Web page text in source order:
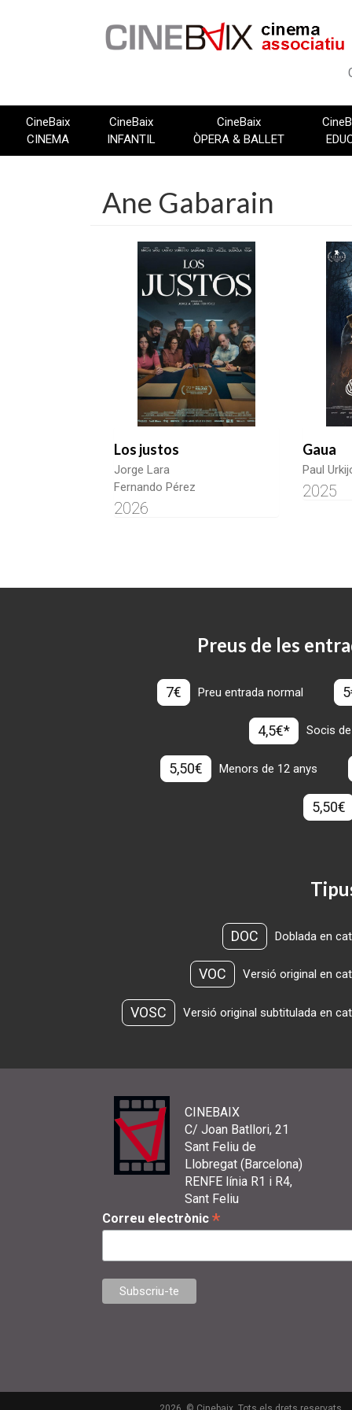
CineBaix
CINEMA
CineBaix
INFANTIL
CineBaix
ÒPERA & BALLET
Ane Gabarain
Los justos
Jorge Lara
Fernando Pérez
2026
Gaua
Paul
2025
Preus de les
7€ Preu entrada normal
4,5€* Socis
5,50€ Menors de 12 anys
5,50€
DOC Doblada en
VOC Versió original en
VOSC Versió original subtitulada en
CINEBAIX
C/ Joan Batllori, 21
Sant Feliu de
Llobregat (Barcelona)
RENFE línia R1 i R4,
Sant Feliu
Correu electrònic *